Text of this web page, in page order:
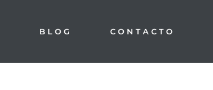
BLOG CONTACTO